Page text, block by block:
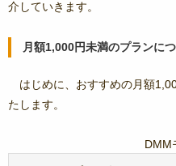
介していきます。
月額1,000円未満のプランに
はじめに、おすすめの月額
たします。
DMM